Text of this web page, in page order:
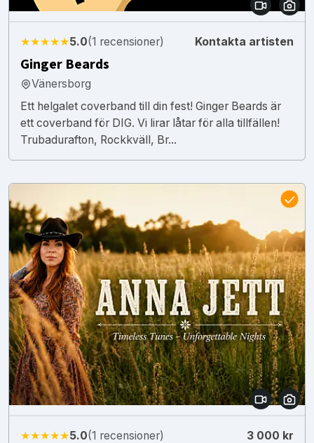
★★★★★5.0(1 recensioner) Kontakta artisten
Ginger Beards
Vänersborg
Ett helgalet coverband till din fest! Ginger Beards är
ett coverband för DIG. Vi lirar låtar för alla tillfällen!
Trubadurafton, Rockkväll, Br...
★★★★★5.0(1 recensioner) 3 000 kr